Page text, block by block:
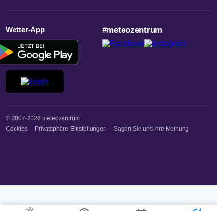
Wetter-App #meteozentrum
© 2007-2026 meteozentrum
Cookies
Privatsphäre-Einstellungen Sagen Sie uns Ihre Meinung